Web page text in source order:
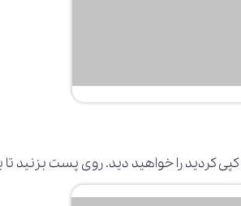
کردید را خواهید دید. روی پست بزنید تا